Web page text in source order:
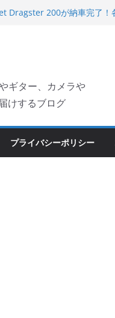
Dragster 200が納車完了！
Block 逝去
奥州市へのふるさと納税で
Dragster 200のフロントISS
グが楽しくなった
ギター、カメラや
けするブログ
プライバシーポリシー